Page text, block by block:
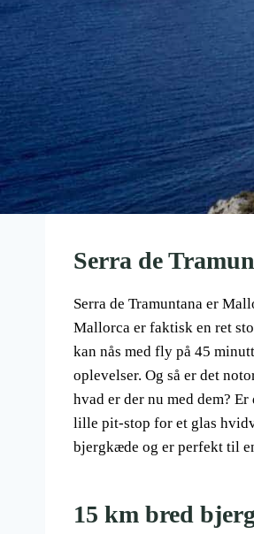
Serra de
Serra de Tramuntana er
Mallorca er faktisk en ret
kan nås med fly på 45
oplevelser. Og så er det
hvad er der nu med dem?
lille pit-stop for et glas
bjergkæde og er perfekt til
15 km bred